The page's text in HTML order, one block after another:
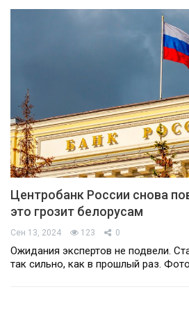
Центробанк России снова
это грозит белорусам
Сен 13, 2024 123 0
Ожидания экспертов не подвели.
так сильно, как в прошлый раз.